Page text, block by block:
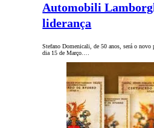
Automobili
liderança
Stefano Domenicali, de 50 anos, será o novo
dia 15 de Março.…